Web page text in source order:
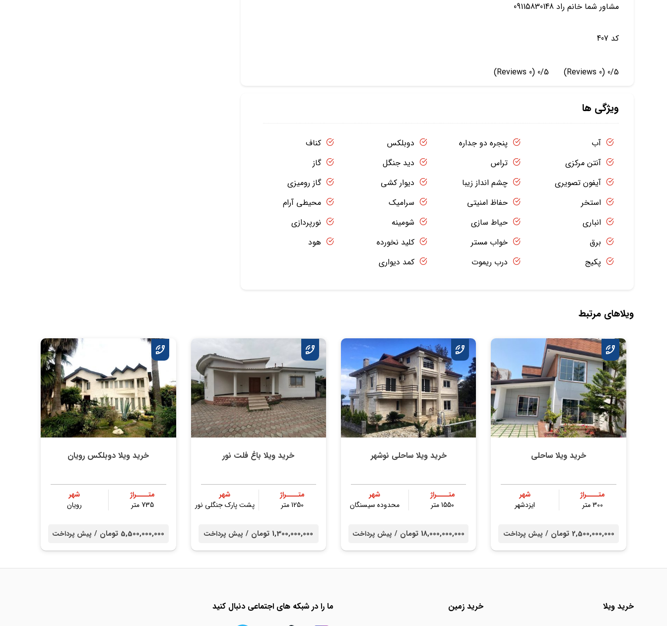
مشاور شما خانم راد 09115830148
کد 407
0/5
(0 Reviews)
0/5
(0 Reviews)
ویژگی ها
آب
آنتن مرکزی
آیفون تصویری
استخر
انباری
برق
پکیج
پنجره دو جداره
تراس
چشم انداز زیبا
حفاظ امنیتی
حیاط سازی
خواب مستر
درب ریموت
دوبلکس
دید جنگل
دیوار کشی
سرامیک
شومینه
کلید نخورده
کمد دیواری
کناف
گاز
گاز رومیزی
محیطی آرام
نورپردازی
هود
ویلاهای مرتبط
خرید ویلا ساحلی
متــــراژ
300 متر
شهر
ایزدشهر
2,500,000,000 تومان / پیش پرداخت
خرید ویلا ساحلی نوشهر
متــــراژ
1550 متر
شهر
محدوده سیسنگان
18,000,000,000 تومان / پیش پرداخت
خرید ویلا باغ فلت نور
متــــراژ
1250 متر
شهر
پشت پارک جنگلی نور
1,300,000,000 تومان / پیش پرداخت
خرید ویلا دوبلکس رویان
متــــراژ
735 متر
شهر
رویان
5,500,000,000 تومان / پیش پرداخت
خرید ویلا خرید زمین ما را در شبکه های اجتماعی دنبال کنید